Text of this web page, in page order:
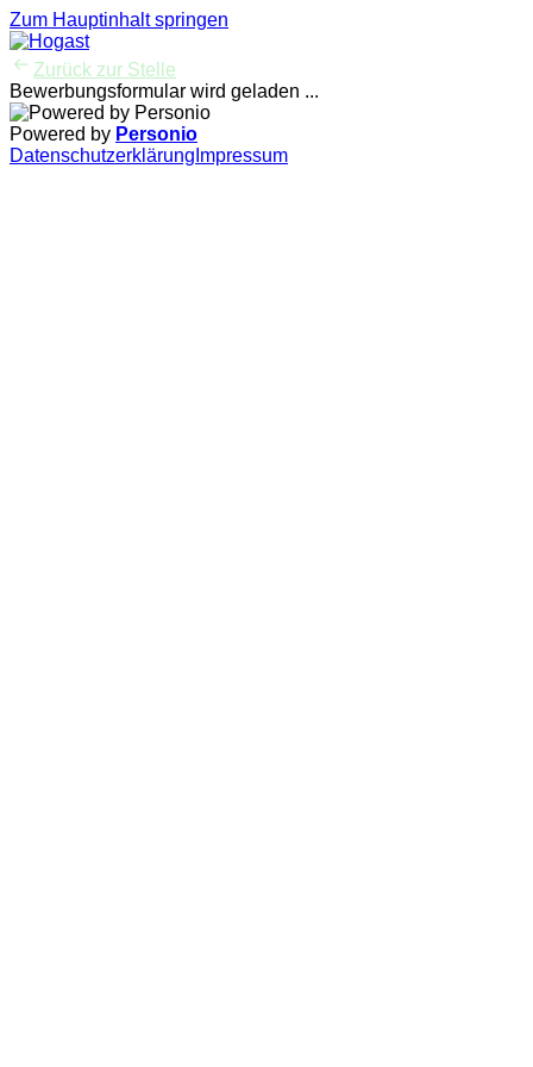
Zum Hauptinhalt springen
Zurück zur Stelle
Bewerbungsformular wird geladen ...
Powered by Personio
Datenschutzerklärung Impressum